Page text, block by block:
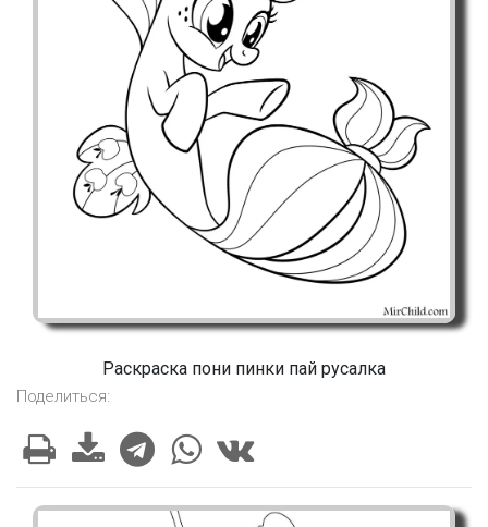
Раскраска пони пинки пай русалка
Поделиться: